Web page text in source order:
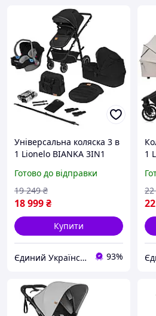
Універсальна коляска 3 в
1 Lionelo BIANKA 3IN1
Готово до відправки
18 999₴
19 249 ₴
Купити
Єдиний Український 93%
1